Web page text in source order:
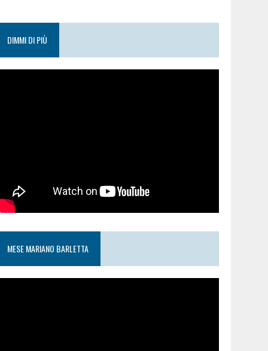
DIMMI DI PIÙ
MESE MARIANO BARLETTA